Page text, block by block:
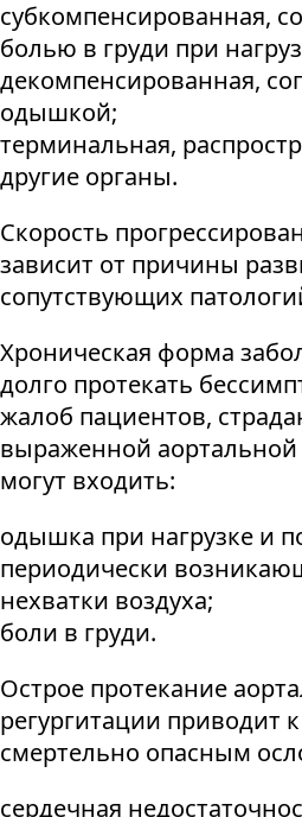
субкомпенсированная,
болью в груди при
декомпенсированная,
одышкой;
терминальная,
другие органы.
Скорость
зависит от причины
сопутствующих
Хроническая форма
долго протекать
жалоб пациентов,
выраженной аортальной
могут входить:
одышка при нагрузке и
периодически
нехватки воздуха;
боли в груди.
Острое протекание
регургитации приводит
смертельно опасным
сердечная